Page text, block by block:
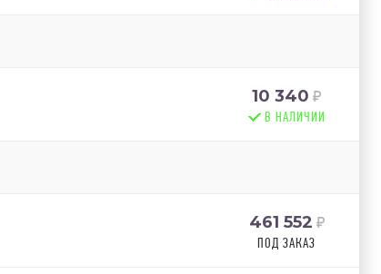
10 340
В НАЛИЧИИ
461 552
ПОД ЗАКАЗ